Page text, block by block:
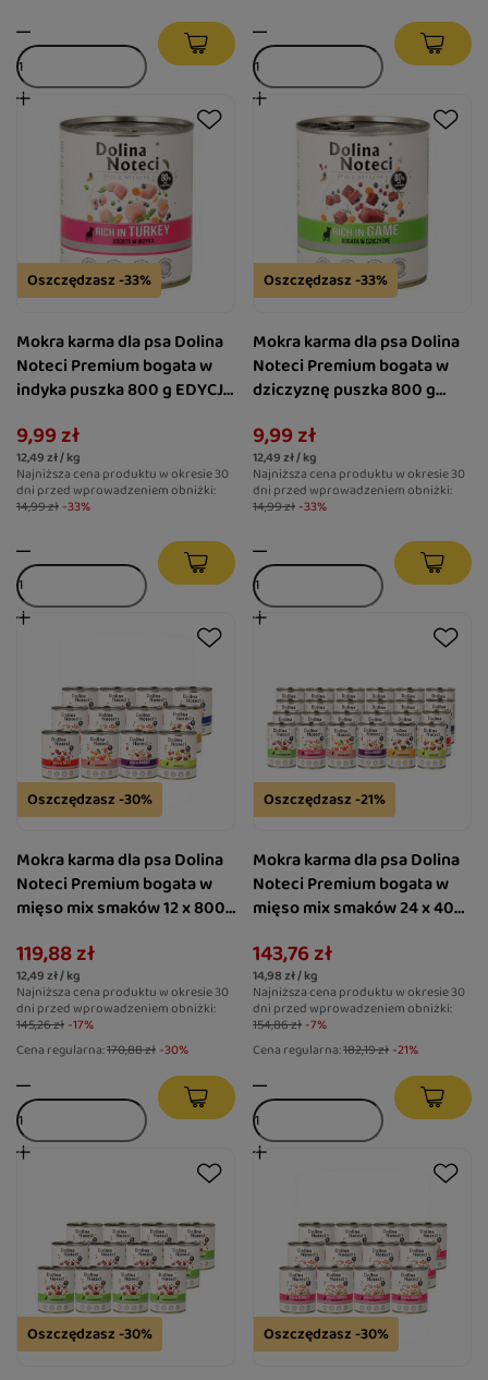
Oszczędzasz -33%
Mokra karma dla psa Dolina
Noteci Premium bogata w
indyka puszka 800 g EDYCJA
9,99 zł
12,49 zł / kg
Najniższa cena produktu w okresie 30
dni przed wprowadzeniem obniżki:
14,99 zł -33%
Oszczędzasz -33%
Mokra karma dla psa Dolina
Noteci Premium bogata w
dziczyznę puszka 800 g
9,99 zł
12,49 zł / kg
Najniższa cena produktu w okresie 30
dni przed wprowadzeniem obniżki:
14,99 zł -33%
Oszczędzasz -30%
Mokra karma dla psa Dolina
Noteci Premium bogata w
mięso mix smaków 12 x 800
119,88 zł
12,49 zł / kg
Najniższa cena produktu w okresie 30
dni przed wprowadzeniem obniżki:
145,26 zł -17%
Cena regularna:170,88 zł -30%
Oszczędzasz -21%
Mokra karma dla psa Dolina
Noteci Premium bogata w
mięso mix smaków 24 x 400
143,76 zł
14,98 zł / kg
Najniższa cena produktu w okresie 30
dni przed wprowadzeniem obniżki:
154,86 zł -7%
Cena regularna:182,19 zł -21%
Oszczędzasz -30% Oszczędzasz -30%